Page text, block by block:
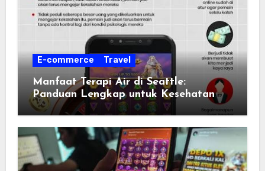
E-commerce Travel
Manfaat Terapi Air di Seattle:
Panduan Lengkap untuk Kesehatan
Optimal